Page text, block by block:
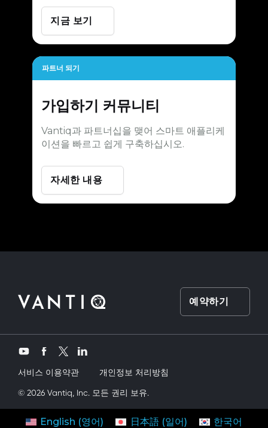
연락처 시작하기
지금 보기
파트너 되기
가입하기 커뮤니티
Vantiq과 파트너십을 맺어 스마트 애플리케
이션을 빠르고 쉽게 구축하십시오.
자세한 내용
예약하기
YouTubeFacebookTwitterLinkedIn
서비스 이용약관 개인정보 처리방침
© 2026 Vantiq, Inc. 모든 권리 보유.
kardeşimi siktik mobil pornove bir yandanda onu nasıl
English (영어) 日本語(일어) 한국어